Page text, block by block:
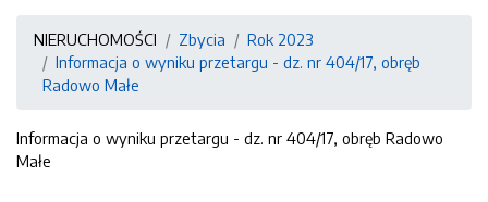
NIERUCHOMOŚCI Zbycia
Rok 2023
Informacja o wyniku przetargu - dz. nr 404/17, obręb
Radowo Małe
Informacja o wyniku przetargu - dz. nr 404/17, obręb Radowo
Małe